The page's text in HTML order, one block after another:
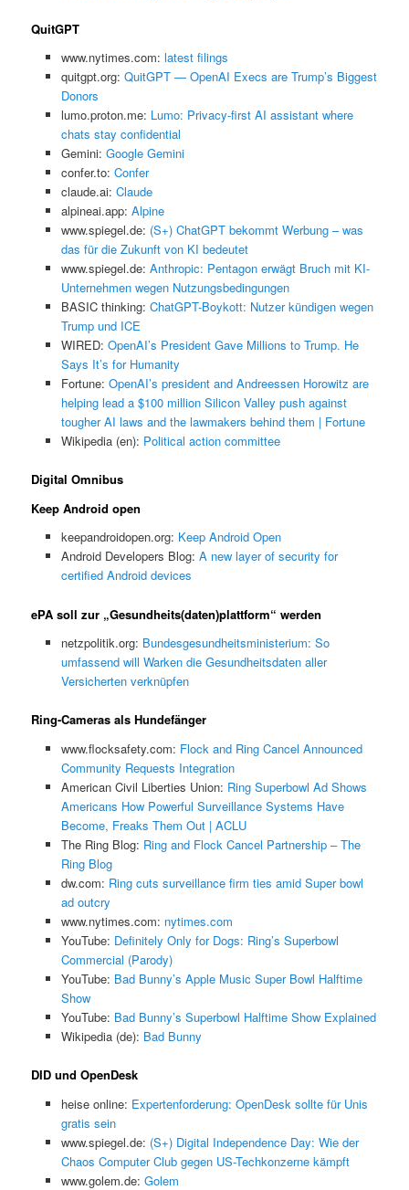
QuitGPT
www.nytimes.com: latest filings
quitgpt.org: QuitGPT — OpenAI Execs are Trump’s Biggest
Donors
lumo.proton.me: Lumo: Privacy-first AI assistant where
chats stay confidential
Gemini: ‎Google Gemini
confer.to: Confer
claude.ai: Claude
alpineai.app: Alpine
www.spiegel.de: (S+) ChatGPT bekommt Werbung – was
das für die Zukunft von KI bedeutet
www.spiegel.de: Anthropic: Pentagon erwägt Bruch mit KI-
Unternehmen wegen Nutzungsbedingungen
BASIC thinking: ChatGPT-Boykott: Nutzer kündigen wegen
Trump und ICE
WIRED: OpenAI’s President Gave Millions to Trump. He
Says It’s for Humanity
Fortune: OpenAI’s president and Andreessen Horowitz are
helping lead a $100 million Silicon Valley push against
tougher AI laws and the lawmakers behind them | Fortune
Wikipedia (en): Political action committee
Digital Omnibus
Keep Android open
keepandroidopen.org: Keep Android Open
Android Developers Blog: A new layer of security for
certified Android devices
ePA soll zur „Gesundheits(daten)plattform“ werden
netzpolitik.org: Bundesgesundheitsministerium: So
umfassend will Warken die Gesundheitsdaten aller
Versicherten verknüpfen
Ring-Cameras als Hundefänger
www.flocksafety.com: Flock and Ring Cancel Announced
Community Requests Integration
American Civil Liberties Union: Ring Superbowl Ad Shows
Americans How Powerful Surveillance Systems Have
Become, Freaks Them Out | ACLU
The Ring Blog: Ring and Flock Cancel Partnership – The
Ring Blog
dw.com: Ring cuts surveillance firm ties amid Super bowl
ad outcry
www.nytimes.com: nytimes.com
YouTube: Definitely Only for Dogs: Ring’s Superbowl
Commercial (Parody)
YouTube: Bad Bunny’s Apple Music Super Bowl Halftime
Show
YouTube: Bad Bunny’s Superbowl Halftime Show Explained
Wikipedia (de): Bad Bunny
DID und OpenDesk
heise online: Expertenforderung: OpenDesk sollte für Unis
gratis sein
www.spiegel.de: (S+) Digital Independence Day: Wie der
Chaos Computer Club gegen US-Techkonzerne kämpft
www.golem.de: Golem